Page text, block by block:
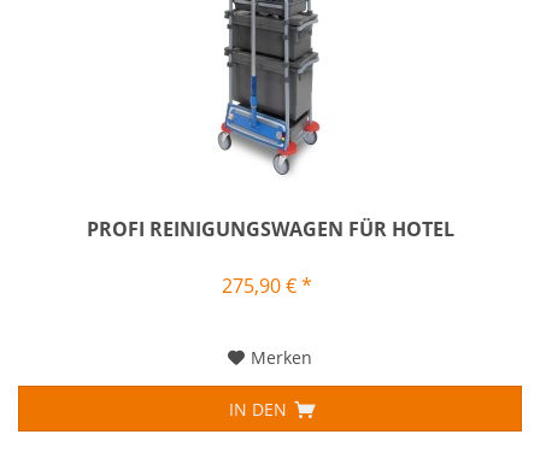
PROFI REINIGUNGSWAGEN FÜR HOTEL
275,90 € *
Merken
IN DEN